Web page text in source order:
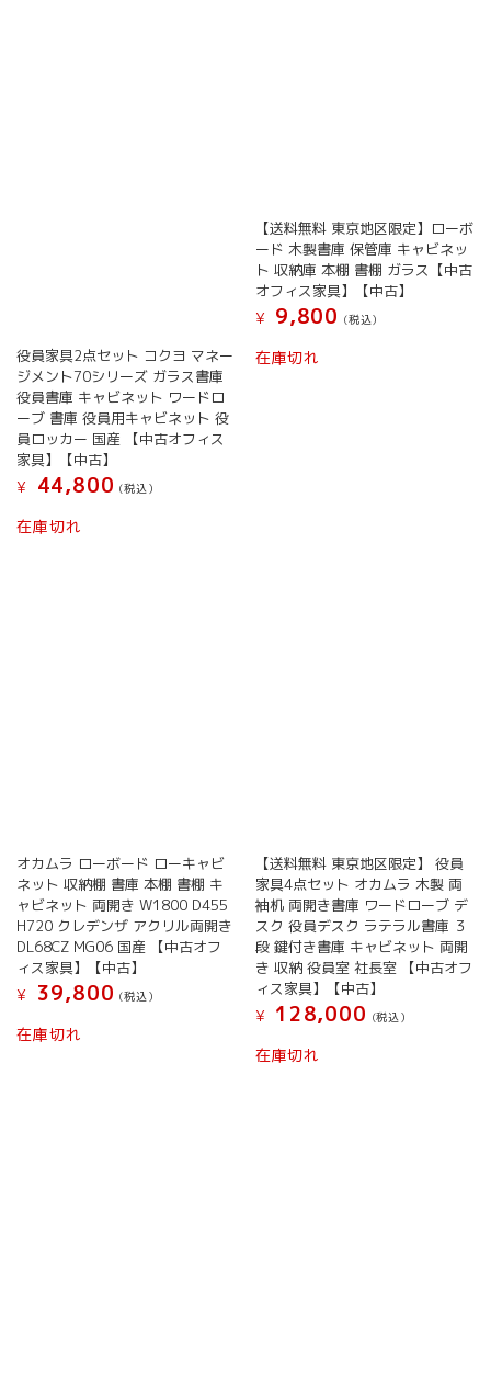
役員家具2点セット コクヨ マネー
ジメント70シリーズ ガラス書庫
役員書庫 キャビネット ワードロ
ーブ 書庫 役員用キャビネット 役
員ロッカー 国産 【中古オフィス
家具】【中古】
¥
44,800 (税込）
在庫切れ
【送料無料 東京地区限定】ローボ
ード 木製書庫 保管庫 キャビネッ
ト 収納庫 本棚 書棚 ガラス【中古
オフィス家具】【中古】
¥
9,800 (税込）
在庫切れ
オカムラ ローボード ローキャビ
ネット 収納棚 書庫 本棚 書棚 キ
ャビネット 両開き W1800 D455
H720 クレデンザ アクリル両開き
DL68CZ MG06 国産 【中古オフ
ィス家具】【中古】
¥
39,800 (税込）
在庫切れ
【送料無料 東京地区限定】 役員
家具4点セット オカムラ 木製 両
袖机 両開き書庫 ワードローブ デ
スク 役員デスク ラテラル書庫 ３
段 鍵付き書庫 キャビネット 両開
き 収納 役員室 社長室 【中古オフ
ィス家具】【中古】
¥
128,000 (税込）
在庫切れ